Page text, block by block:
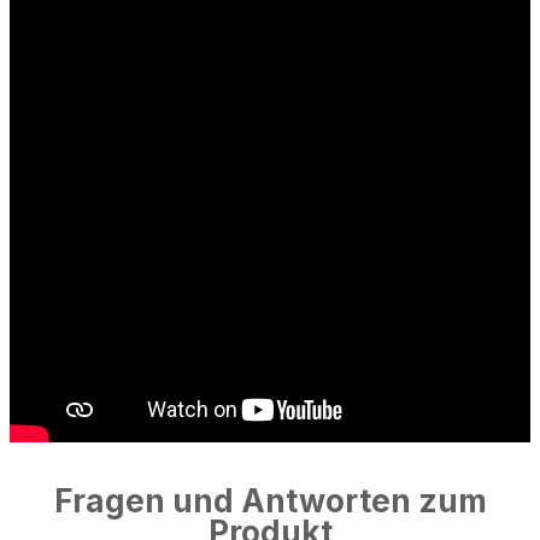
Fragen und Antworten zum
Produkt